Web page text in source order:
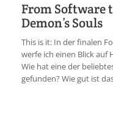
From Software
Demon’s Souls
This is it: In der finalen
werfe ich einen Blick auf
Wie hat eine der
gefunden? Wie gut ist